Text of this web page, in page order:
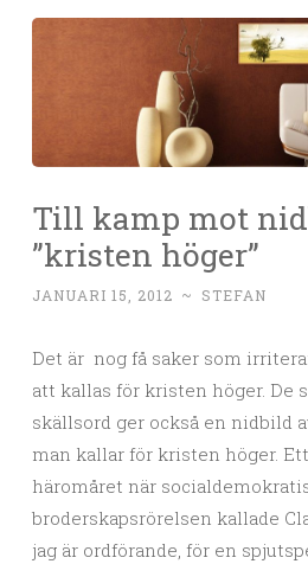
Till kamp mot
”kristen höger”
JANUARI 15, 2012 ~ STEFAN
Det är nog få saker som
att kallas för kristen höger. De
skällsord ger också en nidbild
man kallar för kristen höger.
häromåret när
broderskapsrörelsen kallade
jag är ordförande, för en